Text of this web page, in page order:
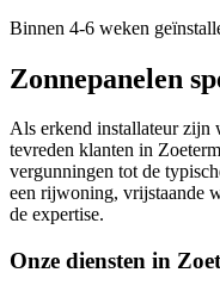
Binnen 4-6 weken
Zonnepanelen
Als erkend installateur
tevreden klanten in
vergunningen tot de
een rijwoning, vrijstaande
de expertise.
Onze diensten in